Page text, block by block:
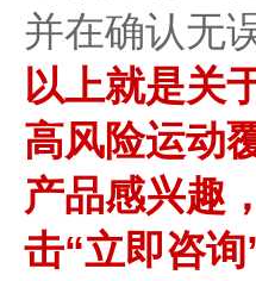
并在确认无
以上就是关
高风险运动
产品感兴趣
击“立即咨